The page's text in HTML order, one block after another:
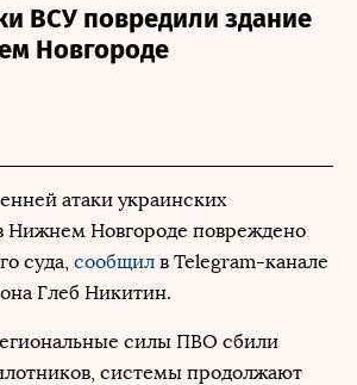
ВСУ повредили здание
Новгороде
атаки украинских
Нижнем Новгороде повреждено
суда, сообщил в Telegram-канале
Глеб Никитин.
силы ПВО сбили
системы продолжают